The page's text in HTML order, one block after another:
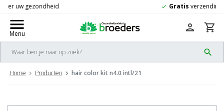
menu
Menu
search
person shopping_cart
Home Producten hair color kit n4.0 intl/21